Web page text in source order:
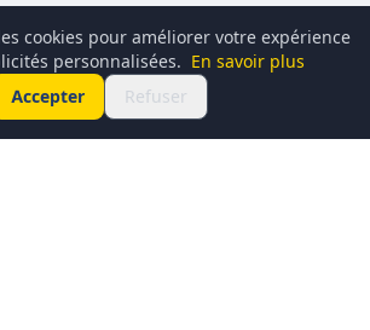
cookies pour améliorer votre expérience
personnalisées. En savoir plus
Accepter
Refuser